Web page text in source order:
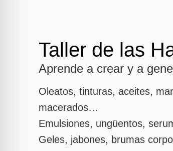
Taller de las
Aprende a crear y a
Oleatos, tinturas, aceites,
macerados…
Emulsiones, ungüentos,
Geles, jabones, brumas